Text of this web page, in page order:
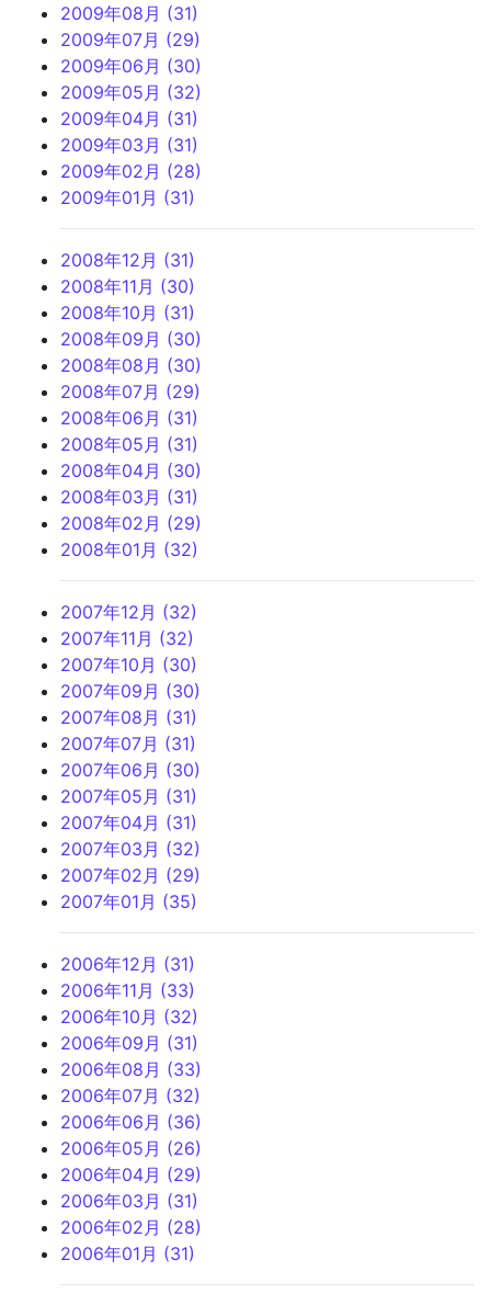
2009年08月 (31)
2009年07月 (29)
2009年06月 (30)
2009年05月 (32)
2009年04月 (31)
2009年03月 (31)
2009年02月 (28)
2009年01月 (31)
2008年12月 (31)
2008年11月 (30)
2008年10月 (31)
2008年09月 (30)
2008年08月 (30)
2008年07月 (29)
2008年06月 (31)
2008年05月 (31)
2008年04月 (30)
2008年03月 (31)
2008年02月 (29)
2008年01月 (32)
2007年12月 (32)
2007年11月 (32)
2007年10月 (30)
2007年09月 (30)
2007年08月 (31)
2007年07月 (31)
2007年06月 (30)
2007年05月 (31)
2007年04月 (31)
2007年03月 (32)
2007年02月 (29)
2007年01月 (35)
2006年12月 (31)
2006年11月 (33)
2006年10月 (32)
2006年09月 (31)
2006年08月 (33)
2006年07月 (32)
2006年06月 (36)
2006年05月 (26)
2006年04月 (29)
2006年03月 (31)
2006年02月 (28)
2006年01月 (31)